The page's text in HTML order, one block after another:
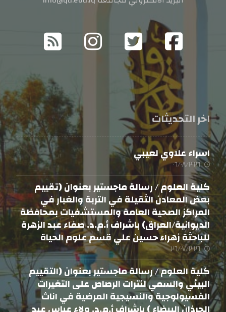
اخر التحديثات
اسراء علاوي لعيبي
٠٦/٠٨/٢٠٢٦
كلية العلوم / رسالة ماجستير بعنوان (تقييم
بعض المعادن الثقيلة في التربة والغبار في
المراكز الصحية العامة والمستشفيات بمحافظة
الديوانية/العراق) باشراف أ.م.د. صفاء عبد الزهرة
للباحثة زهراء حسين علي قسم علوم الحياة
٢٦/٠٧/٢٠٢٦
كلية العلوم / رسالة ماجستير بعنوان (التقييم
البيئي والسمي لنترات الرصاص على التغيرات
الفسيولوجية والنسيجية المرضية في اناث